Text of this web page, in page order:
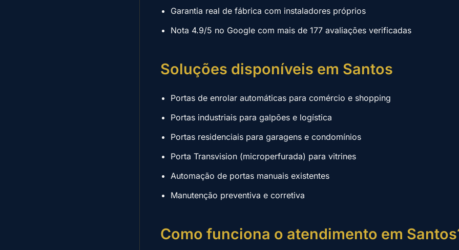
Garantia real de fábrica com instaladores próprios
Nota 4.9/5 no Google com mais de 177 avaliações verificadas
Soluções disponíveis em Santos
Portas de enrolar automáticas para comércio e shopping
Portas industriais para galpões e logística
Portas residenciais para garagens e condomínios
Porta Transvision (microperfurada) para vitrines
Automação de portas manuais existentes
Manutenção preventiva e corretiva
Como funciona o atendimento em